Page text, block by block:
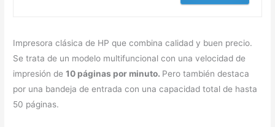
Impresora clásica de HP que combina calidad y buen precio.
Se trata de un modelo multifuncional con una velocidad de
impresión de10 páginas por minuto. Pero también destaca
por una bandeja de entrada con una capacidad total de hasta
50 páginas.